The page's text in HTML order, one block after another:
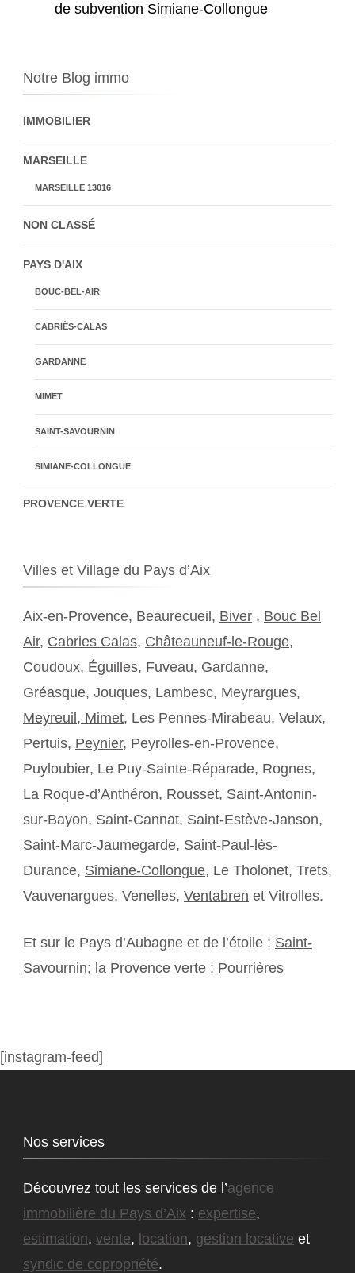
de subvention Simiane-Collongue
Notre Blog immo
IMMOBILIER
MARSEILLE
MARSEILLE 13016
NON CLASSÉ
PAYS D'AIX
BOUC-BEL-AIR
CABRIÈS-CALAS
GARDANNE
MIMET
SAINT-SAVOURNIN
SIMIANE-COLLONGUE
PROVENCE VERTE
Villes et Village du Pays d’Aix
Aix-en-Provence, Beaurecueil, Biver , Bouc Bel
Air, Cabries Calas, Châteauneuf-le-Rouge,
Coudoux, Éguilles, Fuveau, Gardanne,
Gréasque, Jouques, Lambesc, Meyrargues,
Meyreuil, Mimet, Les Pennes-Mirabeau, Velaux,
Pertuis, Peynier, Peyrolles-en-Provence,
Puyloubier, Le Puy-Sainte-Réparade, Rognes,
La Roque-d’Anthéron, Rousset, Saint-Antonin-
sur-Bayon, Saint-Cannat, Saint-Estève-Janson,
Saint-Marc-Jaumegarde, Saint-Paul-lès-
Durance, Simiane-Collongue, Le Tholonet, Trets,
Vauvenargues, Venelles, Ventabren et Vitrolles.
Et sur le Pays d’Aubagne et de l’étoile : Saint-
Savournin; la Provence verte : Pourrières
[instagram-feed]
Nos services
Découvrez tout les services de l’agence
immobilière du Pays d’Aix : expertise,
estimation, vente, location, gestion locative et
syndic de copropriété.